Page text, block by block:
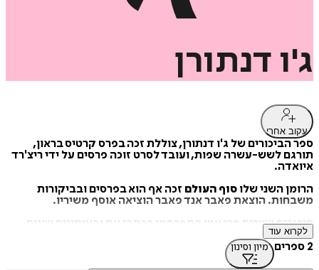
ג'ו דנתורן
עקוב אחרי
ספר הביכורים של ג'ו דנתורן, צוללת זכה בפרס קרטיס בראון,
תורגם לשש-עשרה שפות, ועובד לסרט זוכה פרסים על ידי ריצ'רד
איואדה.
הרומן השני שלו סוף העולם זכה אף הוא בפרסים ובביקורות
משבחות. הוצאת פאבר אנד פאבר הוציאה אוסף משיריו.
סיפורים ושירים פרי עטו התפרסמו בכתבי עת ובעיתונים שונים
כדוגמת פריז ריוויו, מקסוויני'ס ובכתב העת הבריטי לונדון ריוויו
אוף בוקס.
לקרוא עוד
2 ספרים מיון וסינון